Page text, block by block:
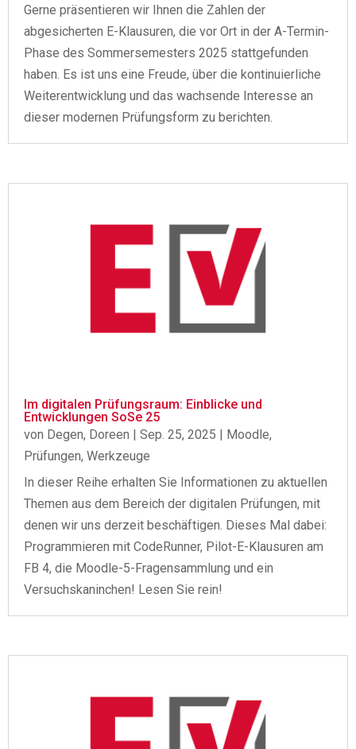
Gerne präsentieren wir Ihnen die Zahlen der
abgesicherten E-Klausuren, die vor Ort in der A-Termin-
Phase des Sommersemesters 2025 stattgefunden
haben. Es ist uns eine Freude, über die kontinuierliche
Weiterentwicklung und das wachsende Interesse an
dieser modernen Prüfungsform zu berichten.
Im digitalen Prüfungsraum: Einblicke und
Entwicklungen SoSe 25
von Degen, Doreen | Sep. 25, 2025 | Moodle,
Prüfungen, Werkzeuge
In dieser Reihe erhalten Sie Informationen zu aktuellen
Themen aus dem Bereich der digitalen Prüfungen, mit
denen wir uns derzeit beschäftigen. Dieses Mal dabei:
Programmieren mit CodeRunner, Pilot-E-Klausuren am
FB 4, die Moodle-5-Fragensammlung und ein
Versuchskaninchen! Lesen Sie rein!